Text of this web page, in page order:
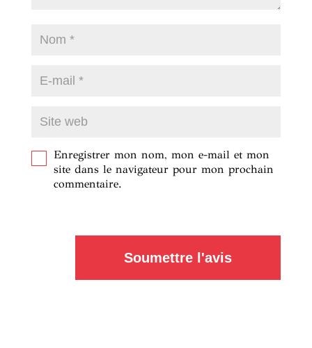
Enregistrer mon nom, mon e-mail et mon
site dans le navigateur pour mon prochain
commentaire.
Soumettre l'avis